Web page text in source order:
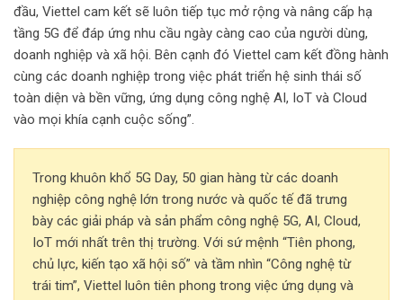
đầu, Viettel cam kết sẽ luôn tiếp tục mở rộng và nâng cấp hạ
tầng 5G để đáp ứng nhu cầu ngày càng cao của người dùng,
doanh nghiệp và xã hội. Bên cạnh đó Viettel cam kết đồng hành
cùng các doanh nghiệp trong việc phát triển hệ sinh thái số
toàn diện và bền vững, ứng dụng công nghệ AI, IoT và Cloud
vào mọi khía cạnh cuộc sống”.
Trong khuôn khổ 5G Day, 50 gian hàng từ các doanh
nghiệp công nghệ lớn trong nước và quốc tế đã trưng
bày các giải pháp và sản phẩm công nghệ 5G, AI, Cloud,
IoT mới nhất trên thị trường. Với sứ mệnh “Tiên phong,
chủ lực, kiến tạo xã hội số” và tầm nhìn “Công nghệ từ
trái tim”, Viettel luôn tiên phong trong việc ứng dụng và